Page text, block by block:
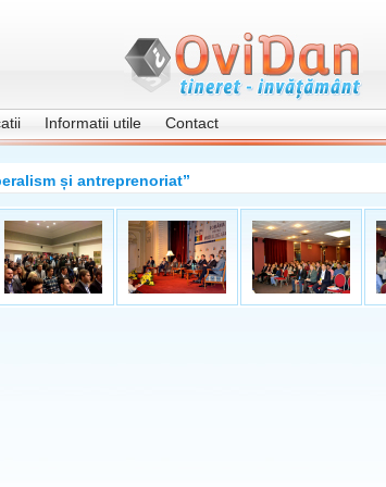
Informatii utile Contact
și antreprenoriat”